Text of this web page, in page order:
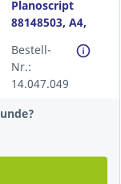
Planoscript
88148503, A4,
FSC, 90g. Pack à
500 Blatt
Bestell-
Nr.:
14.047.049